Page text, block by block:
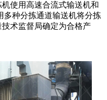
使用高速合流式输送机和
多种分拣通道输送机将分拣
术监督局确定为合格产